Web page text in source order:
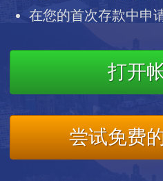
在您的首次存款中申
打开
尝试免费